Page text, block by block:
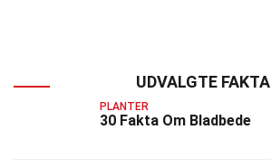
UDVALGTE FAKTA
PLANTER
30 Fakta Om Bladbede